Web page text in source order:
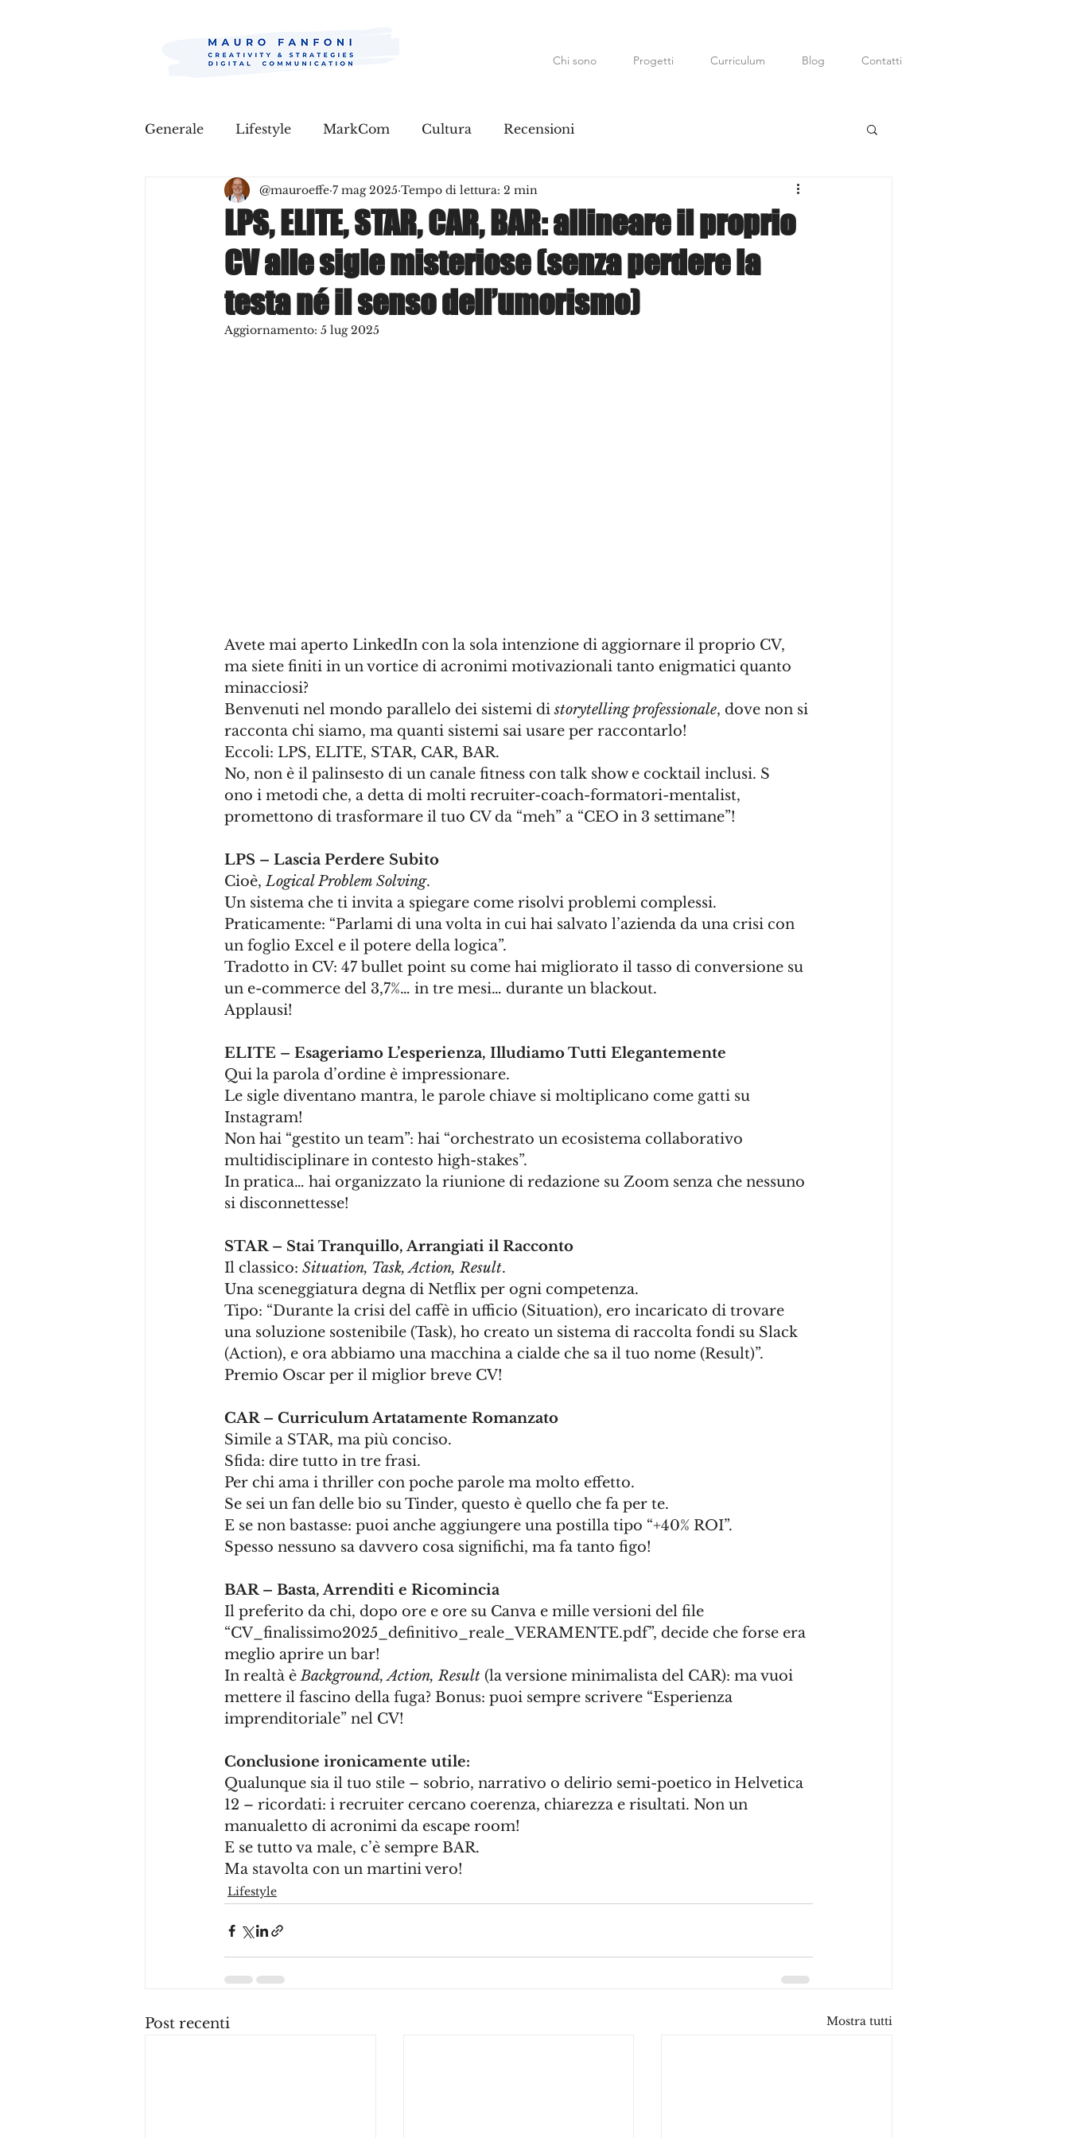
Chi sono Progetti Curriculum Blog Contatti
Generale Lifestyle MarkCom Cultura Recensioni
LPS, ELITE, STAR, CAR, BAR: allineare il proprio
CV alle sigle misteriose (senza perdere la
testa né il senso dell’umorismo)
@mauroeffe 7 mag 2025 Tempo di lettura: 2 min
Aggiornamento: 5 lug 2025
Avete mai aperto LinkedIn con la sola intenzione di aggiornare il proprio CV,
ma siete finiti in un vortice di acronimi motivazionali tanto enigmatici quanto
minacciosi?
Benvenuti nel mondo parallelo dei sistemi di storytelling professionale, dove non si
racconta chi siamo, ma quanti sistemi sai usare per raccontarlo!
Eccoli: LPS, ELITE, STAR, CAR, BAR.
No, non è il palinsesto di un canale fitness con talk show e cocktail inclusi. S
ono i metodi che, a detta di molti recruiter-coach-formatori-mentalist,
promettono di trasformare il tuo CV da “meh” a “CEO in 3 settimane”!
LPS – Lascia Perdere Subito
Cioè, Logical Problem Solving.
Un sistema che ti invita a spiegare come risolvi problemi complessi.
Praticamente: “Parlami di una volta in cui hai salvato l’azienda da una crisi con
un foglio Excel e il potere della logica”.
Tradotto in CV: 47 bullet point su come hai migliorato il tasso di conversione su
un e-commerce del 3,7%… in tre mesi… durante un blackout.
Applausi!
ELITE – Esageriamo L’esperienza, Illudiamo Tutti Elegantemente
Qui la parola d’ordine è impressionare.
Le sigle diventano mantra, le parole chiave si moltiplicano come gatti su
Instagram!
Non hai “gestito un team”: hai “orchestrato un ecosistema collaborativo
multidisciplinare in contesto high-stakes”.
In pratica… hai organizzato la riunione di redazione su Zoom senza che nessuno
si disconnettesse!
STAR – Stai Tranquillo, Arrangiati il Racconto
Il classico: Situation, Task, Action, Result.
Una sceneggiatura degna di Netflix per ogni competenza.
Tipo: “Durante la crisi del caffè in ufficio (Situation), ero incaricato di trovare
una soluzione sostenibile (Task), ho creato un sistema di raccolta fondi su Slack
(Action), e ora abbiamo una macchina a cialde che sa il tuo nome (Result)”.
Premio Oscar per il miglior breve CV!
CAR – Curriculum Artatamente Romanzato
Simile a STAR, ma più conciso.
Sfida: dire tutto in tre frasi.
Per chi ama i thriller con poche parole ma molto effetto.
Se sei un fan delle bio su Tinder, questo è quello che fa per te.
E se non bastasse: puoi anche aggiungere una postilla tipo “+40% ROI”.
Spesso nessuno sa davvero cosa significhi, ma fa tanto figo!
BAR – Basta, Arrenditi e Ricomincia
Il preferito da chi, dopo ore e ore su Canva e mille versioni del file
“CV_finalissimo2025_definitivo_reale_VERAMENTE.pdf”, decide che forse era
meglio aprire un bar!
In realtà è Background, Action, Result (la versione minimalista del CAR): ma vuoi
mettere il fascino della fuga? Bonus: puoi sempre scrivere “Esperienza
imprenditoriale” nel CV!
Conclusione ironicamente utile:
Qualunque sia il tuo stile – sobrio, narrativo o delirio semi-poetico in Helvetica
12 – ricordati: i recruiter cercano coerenza, chiarezza e risultati. Non un
manualetto di acronimi da escape room!
E se tutto va male, c’è sempre BAR.
Ma stavolta con un martini vero!
Lifestyle
Post recenti Mostra tutti